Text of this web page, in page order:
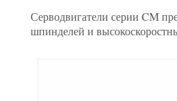
Серводвигатели серии CM
шпинделей и